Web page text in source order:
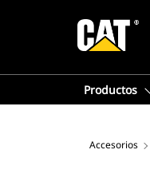
Productos
Accesorios